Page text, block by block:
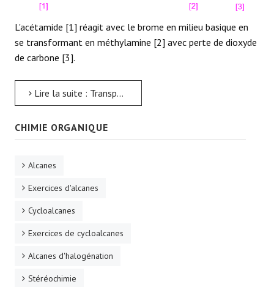
L'acétamide [1] réagit avec le brome en milieu basique en
se transformant en méthylamine [2] avec perte de dioxyde
de carbone [3].
Lire la suite : Transposition de Hofmann
CHIMIE ORGANIQUE
Alcanes
Exercices d'alcanes
Cycloalcanes
Exercices de cycloalcanes
Alcanes d'halogénation
Stéréochimie